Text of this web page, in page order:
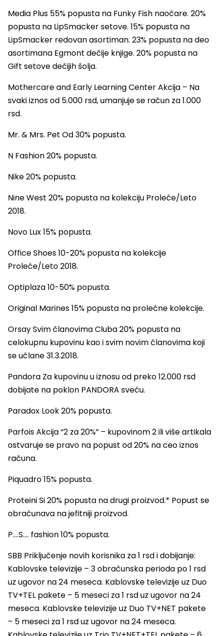
Media Plus 55% popusta na Funky Fish naočare. 20%
popusta na LipSmacker setove. 15% popusta na
LipSmacker redovan asortiman. 23% popusta na deo
asortimana Egmont dečije knjige. 20% popusta na
Gift setove dečijih šolja.
Mothercare and Early Learning Center Akcija – Na
svaki iznos od 5.000 rsd, umanjuje se račun za 1.000
rsd.
Mr. & Mrs. Pet Od 30% popusta.
N Fashion 20% popusta.
Nike 20% popusta.
Nine West 20% popusta na kolekciju Proleće/Leto
2018.
Novo Lux 15% popusta.
Office Shoes 10-20% popusta na kolekcije
Proleće/Leto 2018.
Optiplaza 10-50% popusta.
Original Marines 15% popusta na prolećne kolekcije.
Orsay Svim članovima Cluba 20% popusta na
celokupnu kupovinu kao i svim novim članovima koji
se učlane 31.3.2018.
Pandora Za kupovinu u iznosu od preko 12.000 rsd
dobijate na poklon PANDORA sveću.
Paradox Look 20% popusta.
Parfois Akcija “2 za 20%” – kupovinom 2 ili više artikala
ostvaruje se pravo na popust od 20% na ceo iznos
računa.
Piquadro 15% popusta.
Proteini Si 20% popusta na drugi proizvod.* Popust se
obračunava na jefitniji proizvod.
P….S…. fashion 10% popusta.
SBB Priključenje novih korisnika za 1 rsd i dobijanje:
Kablovske televizije – 3 obračunska perioda po 1 rsd
uz ugovor na 24 meseca. Kablovske televizije uz Duo
TV+TEL pakete – 5 meseci za 1 rsd uz ugovor na 24
meseca. Kablovske televizije uz Duo TV+NET pakete
– 5 meseci za 1 rsd uz ugovor na 24 meseca.